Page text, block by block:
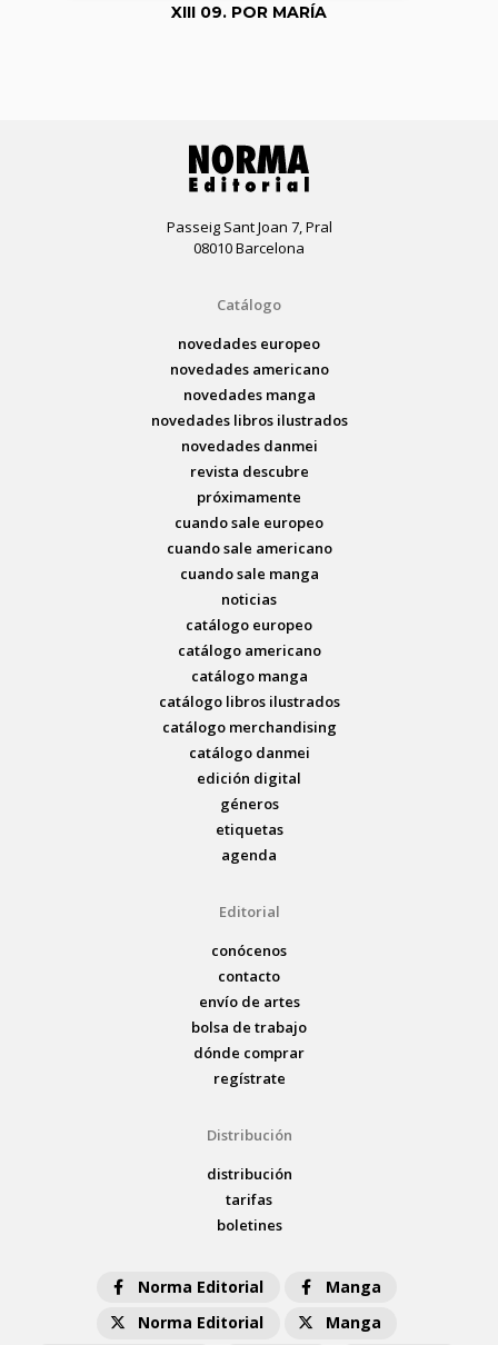
XIII 09. POR MARÍA
Passeig Sant Joan 7, Pral
08010 Barcelona
Catálogo
novedades europeo
novedades americano
novedades manga
novedades libros ilustrados
novedades danmei
revista descubre
próximamente
cuando sale europeo
cuando sale americano
cuando sale manga
noticias
catálogo europeo
catálogo americano
catálogo manga
catálogo libros ilustrados
catálogo merchandising
catálogo danmei
edición digital
géneros
etiquetas
agenda
Editorial
conócenos
contacto
envío de artes
bolsa de trabajo
dónde comprar
regístrate
Distribución
distribución
tarifas
boletines
Norma Editorial
Manga
Norma Editorial
Manga